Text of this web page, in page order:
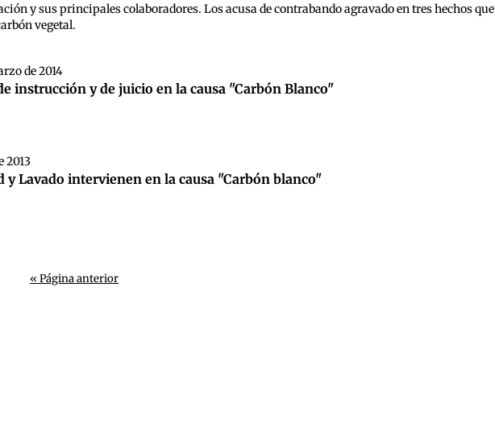
y sus principales colaboradores. Los acusa de contrabando agravado en tres hechos que
vegetal.
de 2014
instrucción y de juicio en la causa "Carbón Blanco"
2013
Lavado intervienen en la causa "Carbón blanco"
« Página anterior